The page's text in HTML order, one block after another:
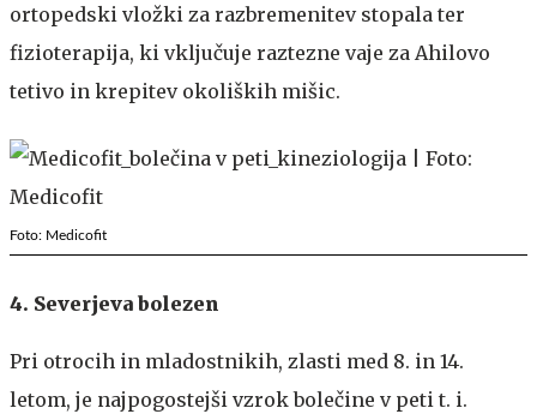
ortopedski vložki za razbremenitev stopala ter
fizioterapija, ki vključuje raztezne vaje za Ahilovo
tetivo in krepitev okoliških mišic.
Foto: Medicofit
4. Severjeva bolezen
Pri otrocih in mladostnikih, zlasti med 8. in 14.
letom, je najpogostejši vzrok bolečine v peti t. i.